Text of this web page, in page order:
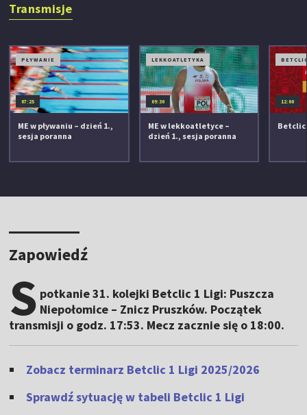
Transmisje
PŁYWANIE
07:25
ME w pływaniu – dzień 1.,
sesja poranna
LEKKOATLETYKA
09:30
ME w lekkoatletyce –
dzień 1., sesja poranna
12:00
Betclic
Zapowiedź
S potkanie 31. kolejki Betclic 1 Ligi: Puszcza
Niepołomice – Znicz Pruszków. Początek
transmisji o godz. 17:53. Mecz zacznie się o 18:00.
Zobacz terminarz Betclic 1 Ligi 2025/2026
Sprawdź sytuację w tabeli Betclic 1 Ligi